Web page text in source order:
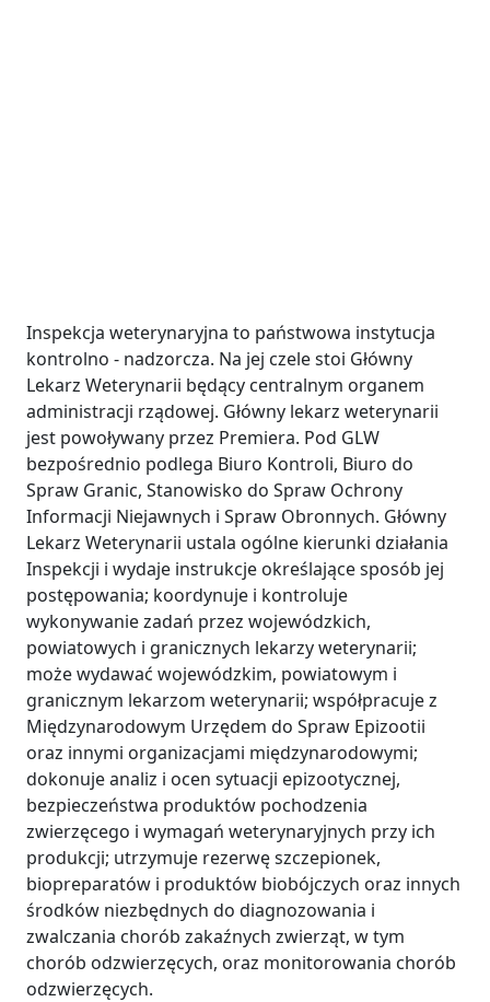
Inspekcja weterynaryjna to państwowa instytucja
kontrolno - nadzorcza. Na jej czele stoi Główny
Lekarz Weterynarii będący centralnym organem
administracji rządowej. Główny lekarz weterynarii
jest powoływany przez Premiera. Pod GLW
bezpośrednio podlega Biuro Kontroli, Biuro do
Spraw Granic, Stanowisko do Spraw Ochrony
Informacji Niejawnych i Spraw Obronnych. Główny
Lekarz Weterynarii ustala ogólne kierunki działania
Inspekcji i wydaje instrukcje określające sposób jej
postępowania; koordynuje i kontroluje
wykonywanie zadań przez wojewódzkich,
powiatowych i granicznych lekarzy weterynarii;
może wydawać wojewódzkim, powiatowym i
granicznym lekarzom weterynarii; współpracuje z
Międzynarodowym Urzędem do Spraw Epizootii
oraz innymi organizacjami międzynarodowymi;
dokonuje analiz i ocen sytuacji epizootycznej,
bezpieczeństwa produktów pochodzenia
zwierzęcego i wymagań weterynaryjnych przy ich
produkcji; utrzymuje rezerwę szczepionek,
biopreparatów i produktów biobójczych oraz innych
środków niezbędnych do diagnozowania i
zwalczania chorób zakaźnych zwierząt, w tym
chorób odzwierzęcych, oraz monitorowania chorób
odzwierzęcych.